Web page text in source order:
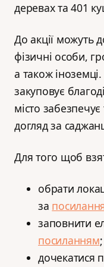
деревах та 401
До акції можуть
фізичні особи,
а також
закуповує
місто
догляд за
Для того щоб
обрати
за
заповнити
посиланням;
дочекатися